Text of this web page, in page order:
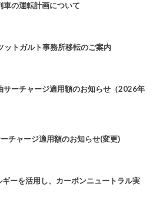
車の運転計画について
ットガルト事務所移転のご案内
サーチャージ適用額のお知らせ（2026年
チャージ適用額のお知らせ(変更)
ーを活用し、カーボンニュートラル実